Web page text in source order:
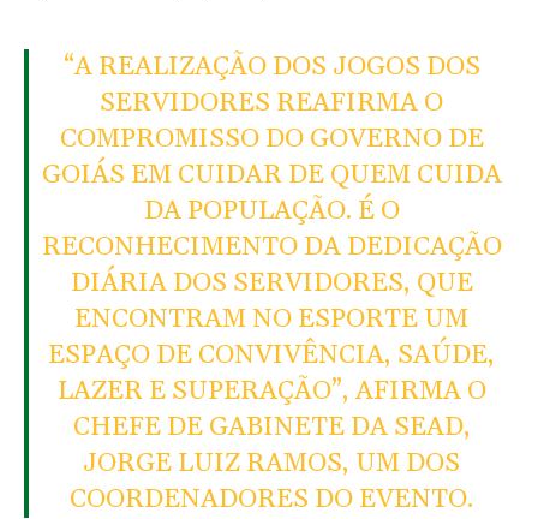
“A REALIZAÇÃO DOS JOGOS DOS
SERVIDORES REAFIRMA O
COMPROMISSO DO GOVERNO DE
GOIÁS EM CUIDAR DE QUEM CUIDA
DA POPULAÇÃO. É O
RECONHECIMENTO DA DEDICAÇÃO
DIÁRIA DOS SERVIDORES, QUE
ENCONTRAM NO ESPORTE UM
ESPAÇO DE CONVIVÊNCIA, SAÚDE,
LAZER E SUPERAÇÃO”, AFIRMA O
CHEFE DE GABINETE DA SEAD,
JORGE LUIZ RAMOS, UM DOS
COORDENADORES DO EVENTO.